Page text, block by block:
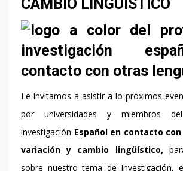
CAMBIO LINGÜÍSTICO
Le invitamos a asistir a lo próximos
por universidades y miembros
investigación Español en contacto
variación y cambio lingüístico,
sobre nuestro tema de investigación,